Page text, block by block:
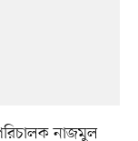
পরিচালক নাজমুল